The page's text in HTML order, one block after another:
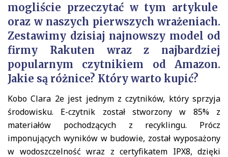
mogliście przeczytać w tym artykule
oraz w naszych pierwszych wrażeniach.
Zestawimy dzisiaj najnowszy model od
firmy Rakuten wraz z najbardziej
popularnym czytnikiem od Amazon.
Jakie są różnice? Który warto kupić?
Kobo Clara 2e jest jednym z czytników, który sprzyja
środowisku. E-czytnik został stworzony w 85% z
materiałów pochodzących z recyklingu. Prócz
imponujących wyników w budowie, został wyposażony
w wodoszczelność wraz z certyfikatem IPX8, dzięki